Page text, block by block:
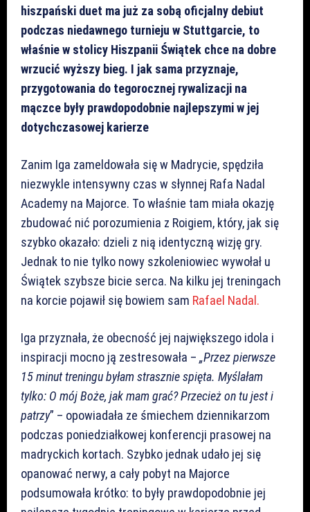
hiszpański duet ma już za sobą oficjalny debiut
podczas niedawnego turnieju w Stuttgarcie, to
właśnie w stolicy Hiszpanii Świątek chce na dobre
wrzucić wyższy bieg. I jak sama przyznaje,
przygotowania do tegorocznej rywalizacji na
mączce były prawdopodobnie najlepszymi w jej
dotychczasowej karierze
Zanim Iga zameldowała się w Madrycie, spędziła
niezwykle intensywny czas w słynnej Rafa Nadal
Academy na Majorce. To właśnie tam miała okazję
zbudować nić porozumienia z Roigiem, który, jak się
szybko okazało: dzieli z nią identyczną wizję gry.
Jednak to nie tylko nowy szkoleniowiec wywołał u
Świątek szybsze bicie serca. Na kilku jej treningach
na korcie pojawił się bowiem sam Rafael Nadal.
Iga przyznała, że obecność jej największego idola i
inspiracji mocno ją zestresowała – „Przez pierwsze
15 minut treningu byłam strasznie spięta. Myślałam
tylko: O mój Boże, jak mam grać? Przecież on tu jest i
patrzy” – opowiadała ze śmiechem dziennikarzom
podczas poniedziałkowej konferencji prasowej na
madryckich kortach. Szybko jednak udało jej się
opanować nerwy, a cały pobyt na Majorce
podsumowała krótko: to były prawdopodobnie jej